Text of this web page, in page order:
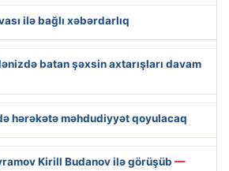
ilə bağlı xəbərdarlıq
batan şəxsin axtarışları davam
hərəkətə məhdudiyyət qoyulacaq
Kirill Budanov ilə görüşüb —